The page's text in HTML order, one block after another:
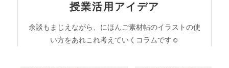
授業活用アイデア
余談もまじえながら、にほんご素材帖のイラストの使
い方をあれこれ考えていくコラムです☺︎